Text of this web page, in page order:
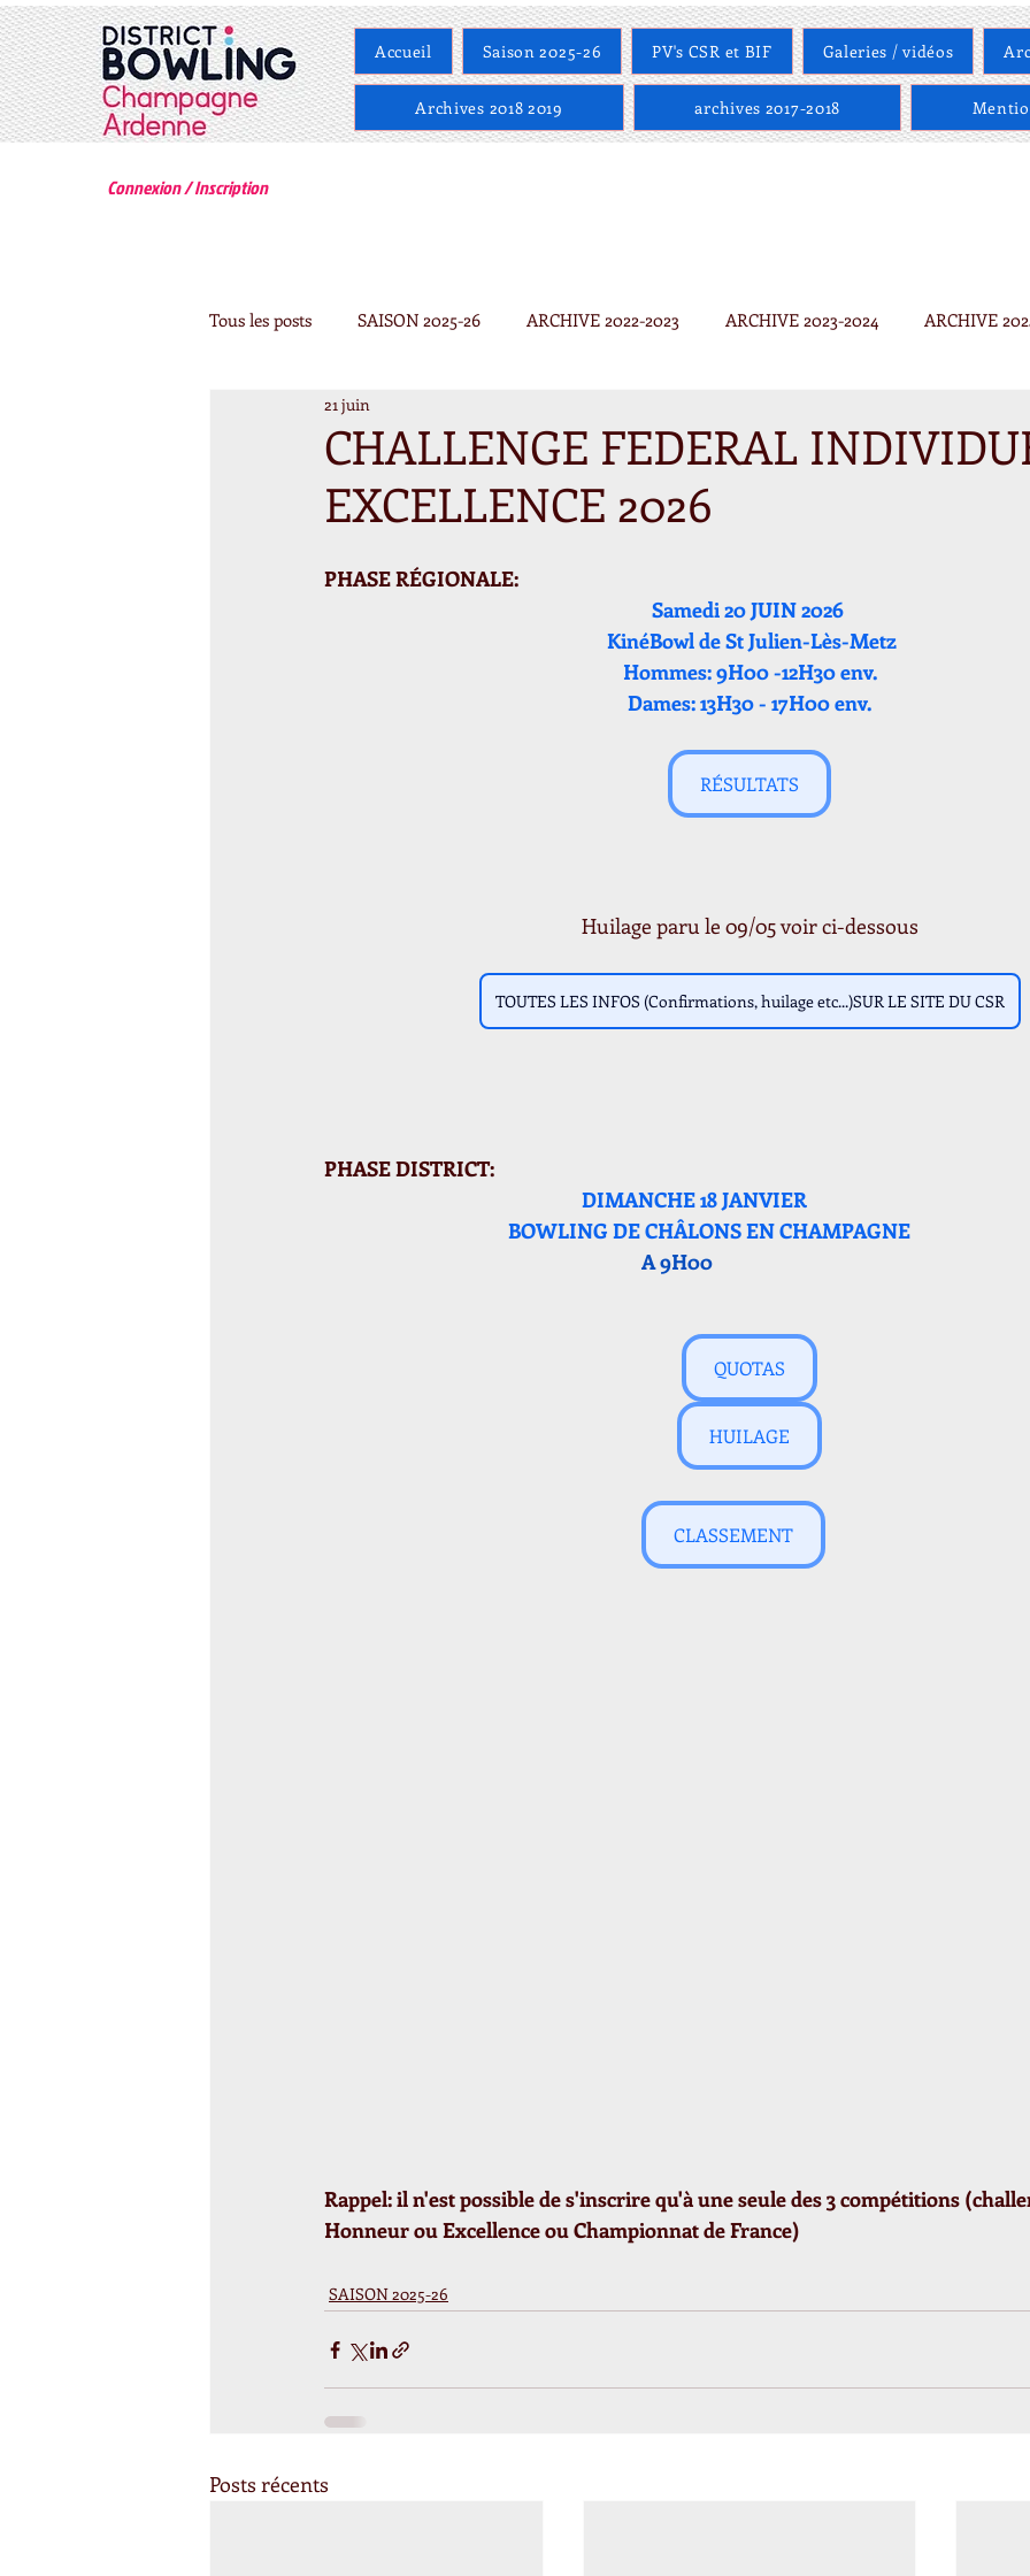
Accueil Saison 2025-26 PV's CSR et BIF Galeries / vidéos
Archives 2018 2019 archives 2017-2018
Connexion / Inscription
Tous les posts SAISON 2025-26 ARCHIVE 2022-2023 ARCHIVE 2023-2024 ARCHIVE
ARCHIVES 2020-2021
CHALLENGE FEDERAL
EXCELLENCE 2026
21 juin
PHASE RÉGIONALE:
Samedi 20 JUIN 2026
KinéBowl de St Julien-Lès-Metz
Hommes: 9H00 -12H30 env.
Dames: 13H30 - 17H00 env.
RÉSULTATS
Huilage paru le 09/05 voir ci-dessous
TOUTES LES INFOS (Confirmations, huilage etc...)SUR LE SITE DU CSR
PHASE DISTRICT:
DIMANCHE 18 JANVIER
				BOWLING DE CHÂLONS EN CHAMPAGNE
A 9H00
QUOTAS
HUILAGE
CLASSEMENT
Rappel: il n'est possible de s'inscrire qu'à une seule des 3 compétitions
Honneur ou Excellence ou Championnat de France)
SAISON 2025-26
Posts récents